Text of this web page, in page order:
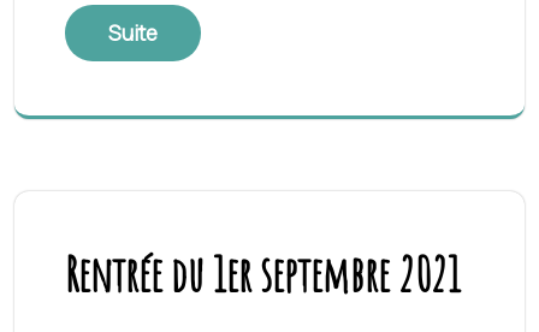
Suite
Rentrée du 1er septembre 2021